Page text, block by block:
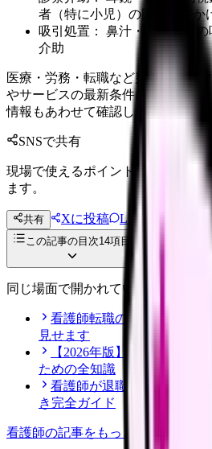
者（特に小児）の固定や声か
吸引処置： 鼻汁・膿・耳垢
介助
医療・労務・転職など判断に影響
やサービスの最新条件は公的機関
情報もあわせて確認してください。
SNSで共有
現場で使えるポイントを、同僚や
ます。
共有 Xに投稿 LINE
投稿文コ
この記事の目次14項目
同じ場面で開かれている記事
看護師転職のリアル体験談
見せます
【2026年版】看護師転職
ための全知識
看護師が退職後にやるべき
き完全ガイド
看護師の記事をもっと見る